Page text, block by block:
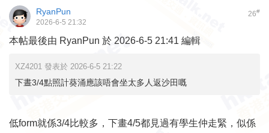
26#
RyanPun
2026-6-5 21:32
本帖最後由 RyanPun 於 2026-6-5 21:41 編輯
XZ4201 發表於 2026-6-5 21:22
下晝3/4點照計葵涌應該唔會坐太多人返沙田嘅
低form就係3/4比較多，下畫4/5都見過有學生仲走緊，似係